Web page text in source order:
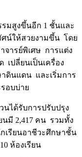
มสูงขึ้นอีก 1 ชั้นและ
น์ให้สวยงามขึ้น โดย
ารย์พิเศษ การแต่ง
เปลี่ยนเป็นเครื่อง
ดินแดน และเริ่มการ
อบบ่าย
นได้รับการปรับปรุง
นมี 2,417 คน รวมทั้ง
เรียนอาชีวะศึกษาชั้น
ห้องเรียน